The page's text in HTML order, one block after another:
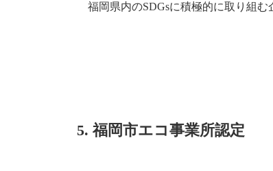
福岡県内のSDGsに積極的に取り組
5. 福岡市エコ事業所認定